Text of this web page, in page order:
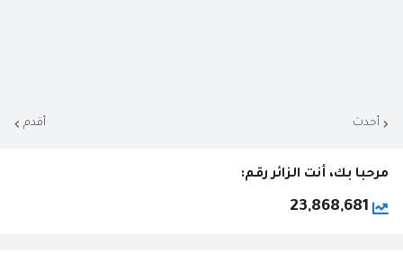
أحدث أقدم
مرحبا بك، أنت الزائر رقم:
23,868,681